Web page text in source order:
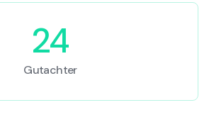
24
Gutachter